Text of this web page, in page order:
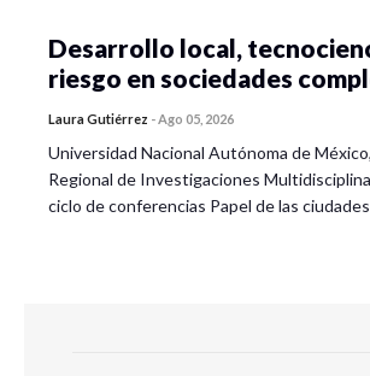
Desarrollo local,
riesgo en sociedades
Laura Gutiérrez -Ago 05, 2026
Universidad Nacional Autónoma de
Regional de Investigaciones
ciclo de conferencias Papel de las